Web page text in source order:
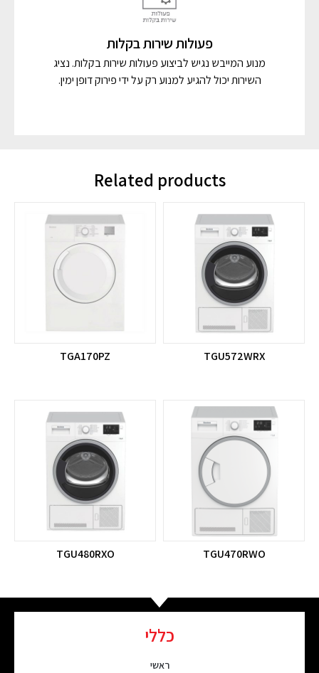
פעולות שירות בקלות
מנוע המייבש נגיש לביצוע פעולות שירות בקלות. נציג
השירות יכול להגיע למנוע רק על ידי פירוק דופן ימין.
Related products
TGU572WRX
TGA170PZ
TGU470RWO
TGU480RXO
כללי
ראשי